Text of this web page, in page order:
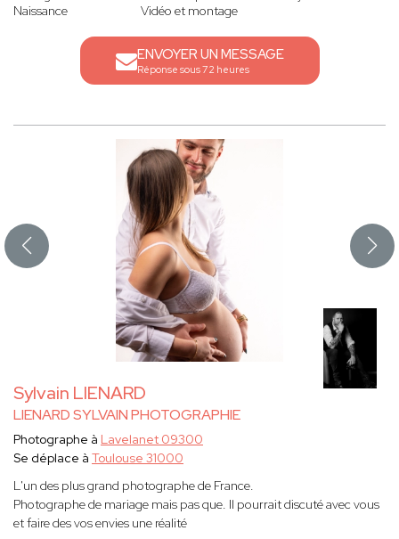
Naissance
Vidéo et montage
ENVOYER UN MESSAGE
Réponse sous 72 heures
Sylvain LIENARD
LIENARD SYLVAIN PHOTOGRAPHIE
Photographe à Lavelanet 09300
Se déplace à Toulouse 31000
L'un des plus grand photographe de France.
Photographe de mariage mais pas que. Il pourrait discuté avec vous
et faire des vos envies une réalité